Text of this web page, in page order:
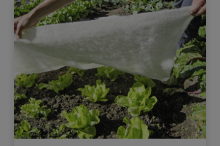
Zurück Weiter